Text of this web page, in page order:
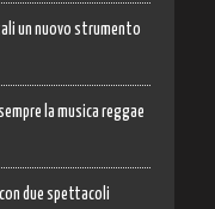
un nuovo strumento
la musica reggae
due spettacoli